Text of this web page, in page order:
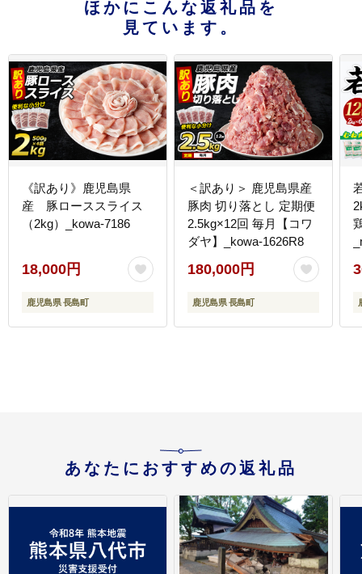
ほかにこんな返礼品を
見ています。
《訳あり》鹿児島県
産 豚ローススライス
（2kg）_kowa-7186
18,000円
鹿児島県 長島町
＜訳あり＞ 鹿児島県産
豚肉 切り落とし 定期便
2.5kg×12回 毎月【コワ
ダヤ】_kowa-1626R8
180,000円
鹿児島県 長島町
あなたにおすすめの返礼品